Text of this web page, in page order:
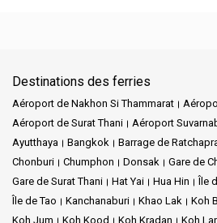
Destinations des ferries
Aéroport de Nakhon Si Thammarat
Aéroport de Surat Thani
Aéroport
Ayutthaya
Bangkok Barrage de
Chonburi
Chumphon Donsak
Gare de
Gare de Surat Thani
Hat Yai Hua Hin Île
Île de Tao
Kanchanaburi Khao Lak Koh
Koh Jum
Koh Kood Koh Kradan Koh